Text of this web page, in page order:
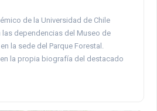
de la Universidad de Chile
las dependencias del Museo de
la sede del Parque Forestal.
la propia biografía del destacado